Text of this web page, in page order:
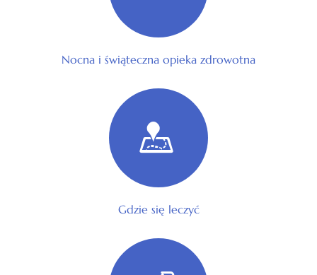
Nocna i świąteczna opieka zdrowotna
Gdzie się leczyć